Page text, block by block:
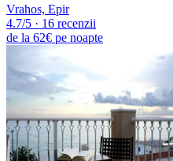
Vrahos, Epir
4.7/5 · 16 recenzii
de la 62€ pe noapte